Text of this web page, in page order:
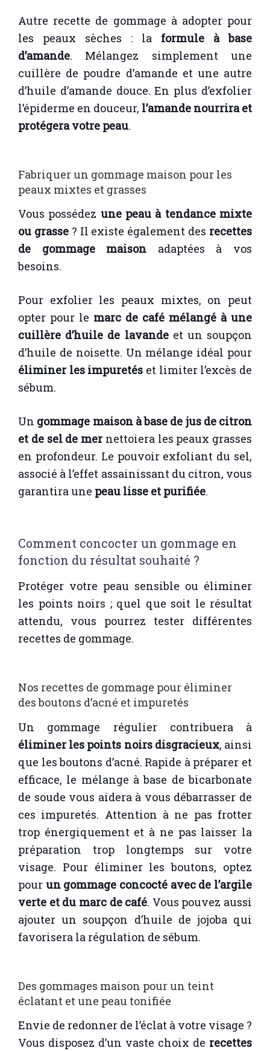
Autre recette de gommage à adopter pour
les peaux sèches : la formule à base
d’amande. Mélangez simplement une
cuillère de poudre d’amande et une autre
d’huile d’amande douce. En plus d’exfolier
l’épiderme en douceur, l’amande nourrira et
protégera votre peau.
Fabriquer un gommage maison pour les
peaux mixtes et grasses
Vous possédez une peau à tendance mixte
ou grasse? Il existe également des recettes
de gommage maison adaptées à vos
besoins.
Pour exfolier les peaux mixtes, on peut
opter pour le marc de café mélangé à une
cuillère d’huile de lavandeet un soupçon
d’huile de noisette. Un mélange idéal pour
éliminer les impuretés et limiter l’excès de
sébum.
Un gommage maison à base de jus de citron
et de sel de mernettoiera les peaux grasses
en profondeur. Le pouvoir exfoliant du sel,
associé à l’effet assainissant du citron, vous
garantira une peau lisse et purifiée.
Comment concocter un gommage en
fonction du résultat souhaité ?
Protéger votre peau sensible ou éliminer
les points noirs ; quel que soit le résultat
attendu, vous pourrez tester différentes
recettes de gommage.
Nos recettes de gommage pour éliminer
des boutons d’acné et impuretés
Un gommage régulier contribuera à
éliminer les points noirs disgracieux, ainsi
que les boutons d’acné. Rapide à préparer et
efficace, le mélange à base de bicarbonate
de soude vous aidera à vous débarrasser de
ces impuretés. Attention à ne pas frotter
trop énergiquement et à ne pas laisser la
préparation trop longtemps sur votre
visage. Pour éliminer les boutons, optez
pour un gommage concocté avec de l’argile
verte et du marc de café. Vous pouvez aussi
ajouter un soupçon d’huile de jojoba qui
favorisera la régulation de sébum.
Des gommages maison pour un teint
éclatant et une peau tonifiée
Envie de redonner de l’éclat à votre visage ?
Vous disposez d’un vaste choix de recettes